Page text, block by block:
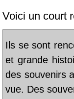
Voici un court
Ils se sont
et grande
des souvenirs
vue. Des